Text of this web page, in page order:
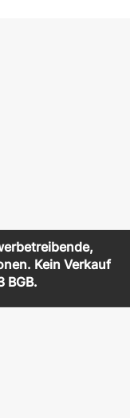
Kein Verkauf
BGB.